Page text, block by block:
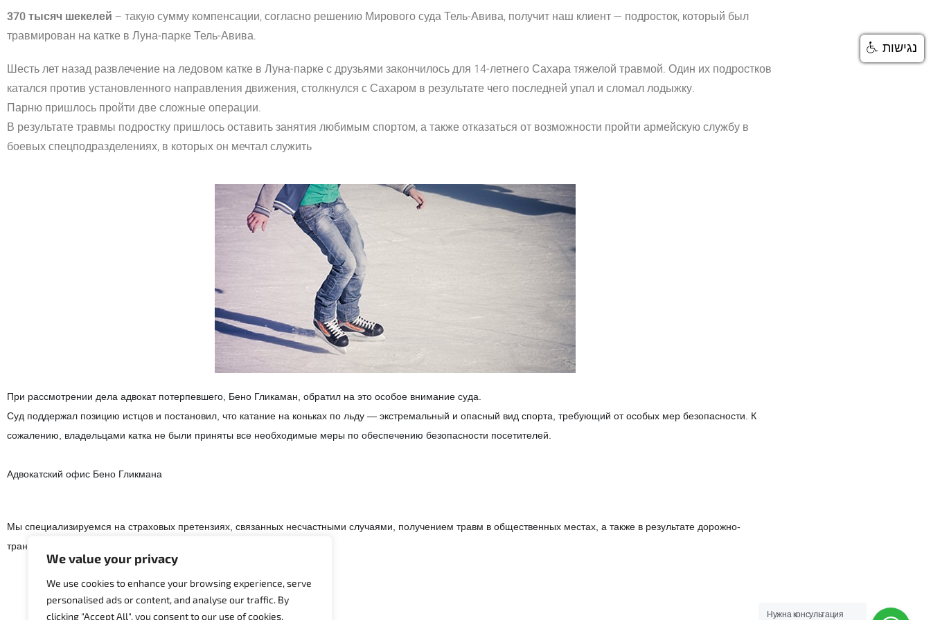
We value your privacy
We use cookies to enhance your browsing experience, serve
personalised ads or content, and analyse our traffic. By
clicking "Accept All", you consent to our use of cookies.
370 тысяч шекелей – такую сумму компенсации, согласно решению Мирового суда Тель-Авива, получит наш клиент — подросток, который был
травмирован на катке в Луна-парке Тель-Авива.
Шесть лет назад развлечение на ледовом катке в Луна-парке с друзьями закончилось для 14-летнего Сахара тяжелой травмой. Один их подростков
катался против установленного направления движения, столкнулся с Сахаром в результате чего последней упал и сломал лодыжку.
Парню пришлось пройти две сложные операции.
В результате травмы подростку пришлось оставить занятия любимым спортом, а также отказаться от возможности пройти армейскую службу в
боевых спецподразделениях, в которых он мечтал служить
При рассмотрении дела адвокат потерпевшего, Бено Гликаман, обратил на это особое внимание суда.
Суд поддержал позицию истцов и постановил, что катание на коньках по льду — экстремальный и опасный вид спорта, требующий от особых мер безопасности. К
сожалению, владельцами катка не были приняты все необходимые меры по обеспечению безопасности посетителей.
Адвокатский офис Бено Гликмана
Мы специализируемся на страховых претензиях, связанных несчастными случаями, получением травм в общественных местах, а также в результате дорожно-
транспортных происшествий.
Нужна консультация
נגישות